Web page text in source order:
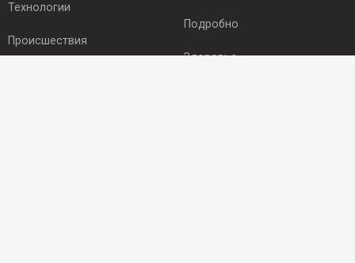
Технологии
Происшествия
Подробно
Здоровье